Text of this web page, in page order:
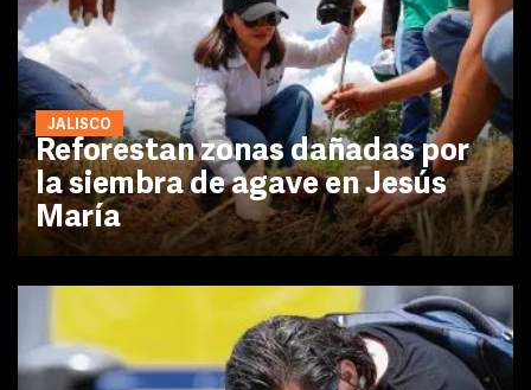
JALISCO
Reforestan zonas dañadas por
la siembra de agave en Jesús
María